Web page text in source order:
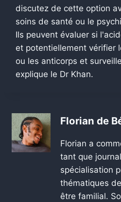
discutez de cette option
soins de santé ou le
Ils peuvent évaluer si
et potentiellement vérifier
ou les anticorps et
explique le Dr Khan.
Florian de
Florian a
tant que
spécialisation
thématiques
être familial.